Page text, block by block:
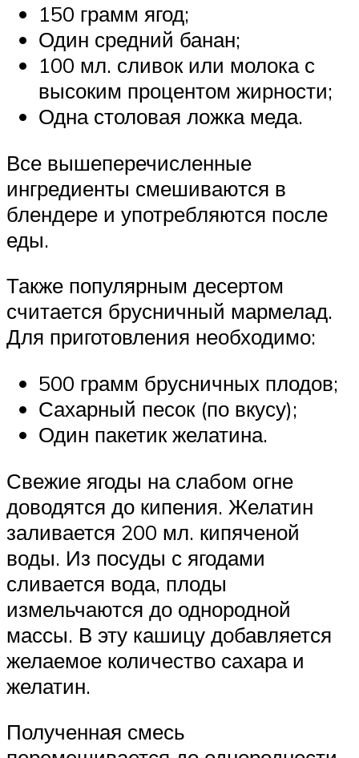
150 грамм ягод;
Один средний банан;
100 мл. сливок или молока с
высоким процентом жирности;
Одна столовая ложка меда.
Все вышеперечисленные
ингредиенты смешиваются в
блендере и употребляются после
еды.
Также популярным десертом
считается брусничный мармелад.
Для приготовления необходимо:
500 грамм брусничных плодов;
Сахарный песок (по вкусу);
Один пакетик желатина.
Свежие ягоды на слабом огне
доводятся до кипения. Желатин
заливается 200 мл. кипяченой
воды. Из посуды с ягодами
сливается вода, плоды
измельчаются до однородной
массы. В эту кашицу добавляется
желаемое количество сахара и
желатин.
Полученная смесь